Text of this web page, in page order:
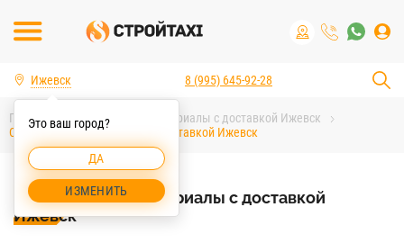
Ижевск
Это ваш город?
ДА
ИЗМЕНИТЬ
8 (995) 645-92-28
Главная
Строительные материалы с доставкой Ижевск
Строительные материалы с доставкой Ижевск
Строительные материалы с доставкой
Ижевск